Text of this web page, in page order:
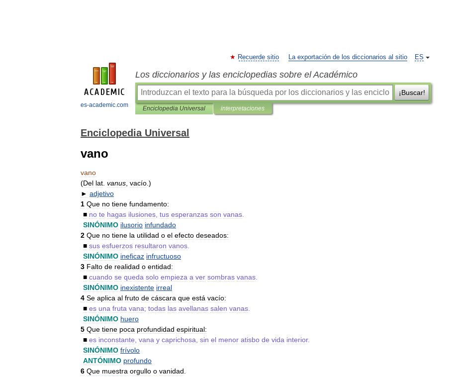
es-academic.com
ES
Recuerde sitio La exportación de los diccionarios al sitio
Los diccionarios y las enciclopedias sobre el Académico
¡Buscar!
Enciclopedia Universal interpretaciones
Enciclopedia Universal
vano
vano
(Del lat vanus vacío .)
► adjetivo
1 Que no tiene fundamento:
■ no te hagas ilusiones tus esperanzas son vanas
SINÓNIMO ilusorio infundado
2 Que no tiene la utilidad o el efecto deseados:
■ sus esfuerzos resultaron vanos
SINÓNIMO ineficaz infructuoso
3 Falto de realidad o entidad:
■ cuando se queda solo empieza a ver sombras vanas
SINÓNIMO inexistente irreal
4 Se aplica al fruto de cáscara que está vacío:
■ es una fruta vana; todas las avellanas salen vanas
SINÓNIMO huero
5 Que tiene poca profundidad espiritual:
■ es inconstante vana y caprichosa sin el menor atisbo de vida interior.
SINÓNIMO frívolo
ANTÓNIMO profundo
6 Que muestra orgullo o vanidad